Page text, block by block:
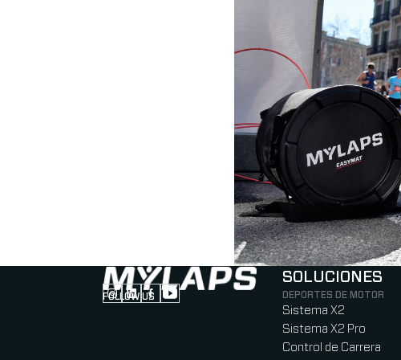
FOLLOW US
Follow us on Instagram (Opens in new tab)
Follow us on LinkedIn (Opens in new tab)
Follow us on Facebook (Opens in new tab)
Follow us on YouTube (Opens in new tab)
SOLUCIONES
DEPORTES DE MOTOR
Sistema X2
Sistema X2 Pro
Control de Carrera